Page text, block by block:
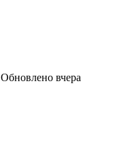
Обновлено вчера